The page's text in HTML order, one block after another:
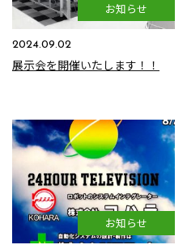
お知らせ
2024.09.02
展示会を開催いたします！！
お知らせ